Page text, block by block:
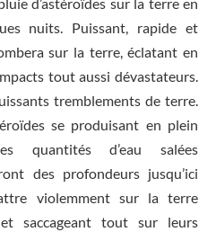
d’astéroïdes sur la terre en
nuits. Puissant, rapide et
sur la terre, éclatant en
tout aussi dévastateurs.
tremblements de terre.
se produisant en plein
quantités d’eau salées
des profondeurs jusqu’ici
violemment sur la terre
saccageant tout sur leurs